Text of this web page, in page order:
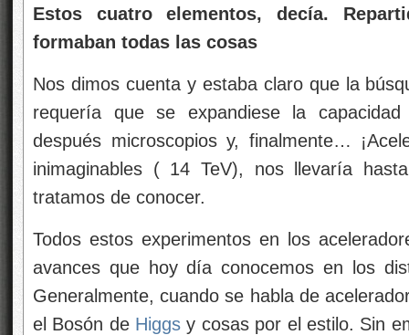
Estos cuatro elementos, decía.
formaban todas las cosas
Nos dimos cuenta y estaba claro que la
requería que se expandiese la
después microscopios y, finalmente…
inimaginables ( 14 TeV), nos llevaría
tratamos de conocer.
Todos estos experimentos en los
avances que hoy día conocemos en los
Generalmente, cuando se habla de
el Bosón de Higgs y cosas por el estilo. Sin